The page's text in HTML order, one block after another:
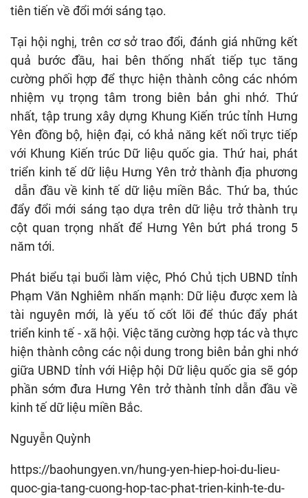
tiên tiến về đổi mới sáng tạo.
Tại hội nghị, trên cơ sở trao đổi, đánh giá những kết
quả bước đầu, hai bên thống nhất tiếp tục tăng
cường phối hợp để thực hiện thành công các nhóm
nhiệm vụ trọng tâm trong biên bản ghi nhớ. Thứ
nhất, tập trung xây dựng Khung Kiến trúc tỉnh Hưng
Yên đồng bộ, hiện đại, có khả năng kết nối trực tiếp
với Khung Kiến trúc Dữ liệu quốc gia. Thứ hai, phát
triển kinh tế dữ liệu Hưng Yên trở thành địa phương
dẫn đầu về kinh tế dữ liệu miền Bắc. Thứ ba, thúc
đẩy đổi mới sáng tạo dựa trên dữ liệu trở thành trụ
cột quan trọng nhất để Hưng Yên bứt phá trong 5
năm tới.
Phát biểu tại buổi làm việc, Phó Chủ tịch UBND tỉnh
Phạm Văn Nghiêm nhấn mạnh: Dữ liệu được xem là
tài nguyên mới, là yếu tố cốt lõi để thúc đẩy phát
triển kinh tế - xã hội. Việc tăng cường hợp tác và thực
hiện thành công các nội dung trong biên bản ghi nhớ
giữa UBND tỉnh với Hiệp hội Dữ liệu quốc gia sẽ góp
phần sớm đưa Hưng Yên trở thành tỉnh dẫn đầu về
kinh tế dữ liệu miền Bắc.
Nguyễn Quỳnh
https://baohungyen.vn/hung-yen-hiep-hoi-du-lieu-
quoc-gia-tang-cuong-hop-tac-phat-trien-kinh-te-du-